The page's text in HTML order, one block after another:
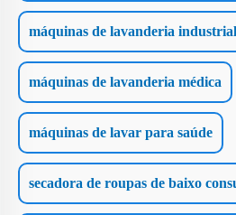
máquinas de lavanderia
máquinas de lavanderia médica
máquinas de lavar para saúde
secadora de roupas de baixo